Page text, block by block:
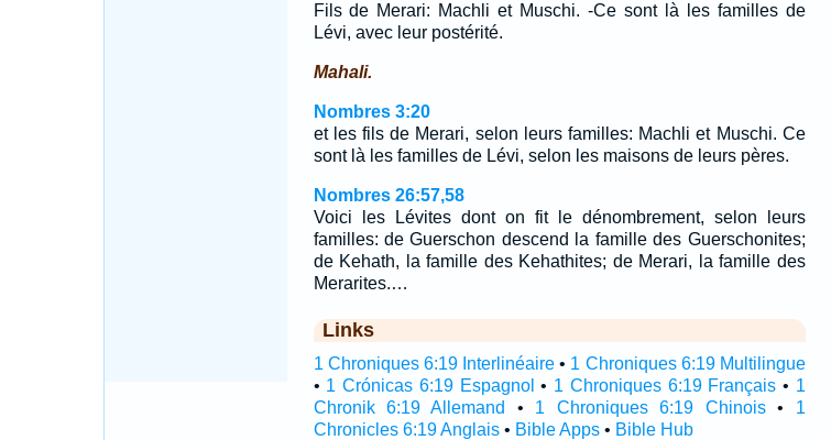
Fils de Merari: Machli et Muschi. -Ce sont là les familles de
Lévi, avec leur postérité.
Mahali.
Nombres 3:20
et les fils de Merari, selon leurs familles: Machli et Muschi. Ce
sont là les familles de Lévi, selon les maisons de leurs pères.
Nombres 26:57,58
Voici les Lévites dont on fit le dénombrement, selon leurs
familles: de Guerschon descend la famille des Guerschonites;
de Kehath, la famille des Kehathites; de Merari, la famille des
Merarites.…
Links
1 Chroniques 6:19 Interlinéaire • 1 Chroniques 6:19 Multilingue
• 1 Crónicas 6:19 Espagnol • 1 Chroniques 6:19 Français • 1
Chronik 6:19 Allemand
• 1 Chroniques 6:19 Chinois• 1
Chronicles 6:19 Anglais• Bible Apps• Bible Hub